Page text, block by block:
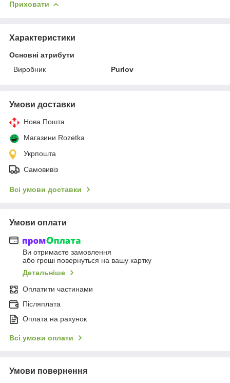
Приховати
Характеристики
Основні атрибути
Виробник
Purlov
Умови доставки
Нова Пошта
Магазини Rozetka
Укрпошта
Самовивіз
Всі умови доставки
Умови оплати
Ви отримаєте замовлення
або гроші повернуться на вашу картку
Детальніше
Оплатити частинами
Післяплата
Оплата на рахунок
Всі умови оплати
Умови повернення